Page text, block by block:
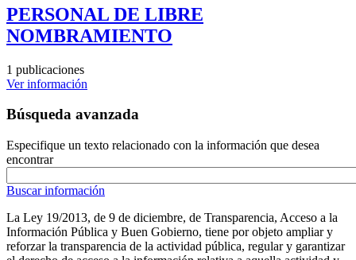
PERSONAL DE LIBRE
NOMBRAMIENTO
1 publicaciones
Ver información
Búsqueda avanzada
Especifique un texto relacionado con la información que desea
encontrar
Buscar información
La Ley 19/2013, de 9 de diciembre, de Transparencia, Acceso a la
Información Pública y Buen Gobierno, tiene por objeto ampliar y
reforzar la transparencia de la actividad pública, regular y garantizar